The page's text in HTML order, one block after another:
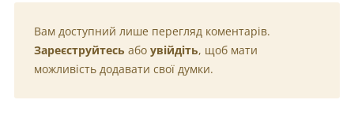
Вам доступний лише перегляд коментарів.
Зареєструйтесь або увійдіть, щоб мати
можливість додавати свої думки.